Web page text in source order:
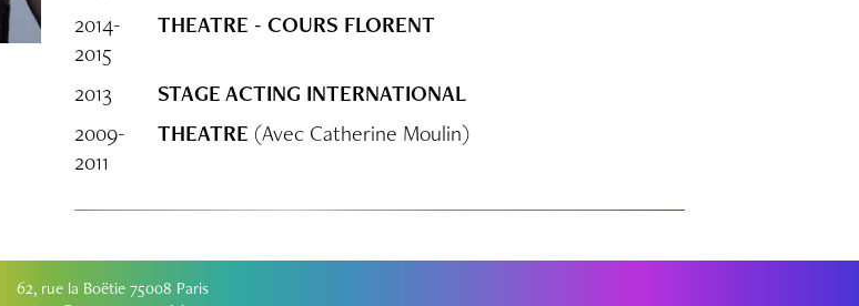
2014-
2015
THEATRE - COURS FLORENT
2013
STAGE ACTING INTERNATIONAL
2009-
2011
THEATRE (Avec Catherine Moulin)
62, rue la Boëtie 75008 Paris